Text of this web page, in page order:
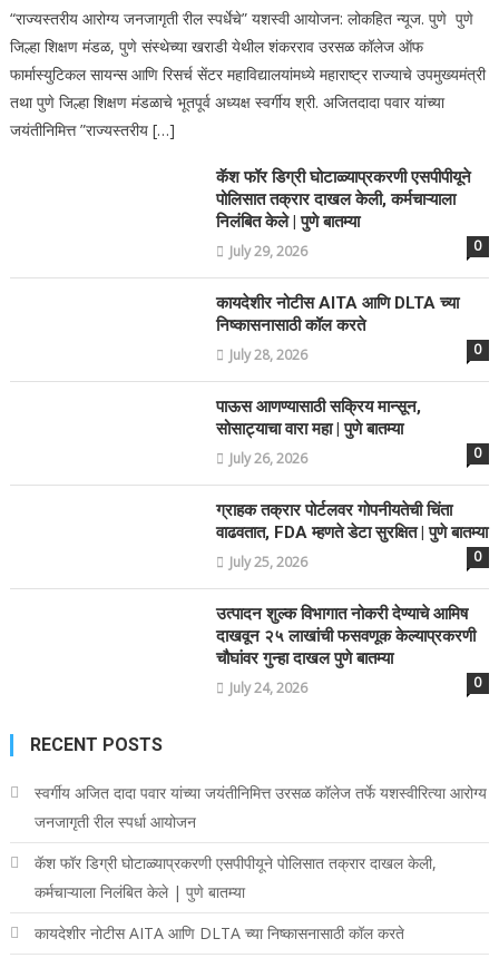
“राज्यस्तरीय आरोग्य जनजागृती रील स्पर्धेचे” यशस्वी आयोजन: लोकहित न्यूज. पुणे पुणे
जिल्हा शिक्षण मंडळ, पुणे संस्थेच्या खराडी येथील शंकरराव उरसळ कॉलेज ऑफ
फार्मास्युटिकल सायन्स आणि रिसर्च सेंटर महाविद्यालयांमध्ये महाराष्ट्र राज्याचे उपमुख्यमंत्री
तथा पुणे जिल्हा शिक्षण मंडळाचे भूतपूर्व अध्यक्ष स्वर्गीय श्री. अजितदादा पवार यांच्या
जयंतीनिमित्त ”राज्यस्तरीय […]
कॅश फॉर डिग्री घोटाळ्याप्रकरणी एसपीपीयूने
पोलिसात तक्रार दाखल केली, कर्मचाऱ्याला
निलंबित केले | पुणे बातम्या
July 29, 2026 0
कायदेशीर नोटीस AITA आणि DLTA च्या
निष्कासनासाठी कॉल करते
July 28, 2026 0
पाऊस आणण्यासाठी सक्रिय मान्सून,
सोसाट्याचा वारा महा | पुणे बातम्या
July 26, 2026 0
ग्राहक तक्रार पोर्टलवर गोपनीयतेची चिंता
वाढवतात, FDA म्हणते डेटा सुरक्षित | पुणे बातम्या
July 25, 2026 0
उत्पादन शुल्क विभागात नोकरी देण्याचे आमिष
दाखवून २५ लाखांची फसवणूक केल्याप्रकरणी
चौघांवर गुन्हा दाखल पुणे बातम्या
July 24, 2026 0
RECENT POSTS
स्वर्गीय अजित दादा पवार यांच्या जयंतीनिमित्त उरसळ कॉलेज तर्फे यशस्वीरित्या आरोग्य
जनजागृती रील स्पर्धा आयोजन
कॅश फॉर डिग्री घोटाळ्याप्रकरणी एसपीपीयूने पोलिसात तक्रार दाखल केली,
कर्मचाऱ्याला निलंबित केले | पुणे बातम्या
कायदेशीर नोटीस AITA आणि DLTA च्या निष्कासनासाठी कॉल करते